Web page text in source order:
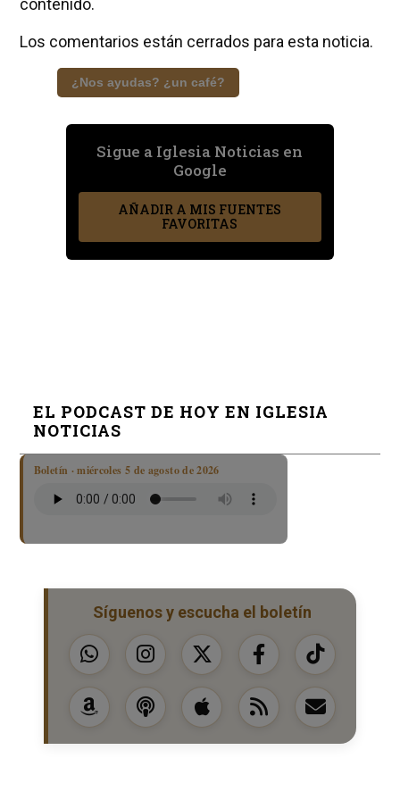
Los comentarios están cerrados para esta noticia.
¿Nos ayudas? ¿un café?
Sigue a Iglesia Noticias en
Google
AÑADIR A MIS FUENTES
FAVORITAS
EL PODCAST DE HOY EN IGLESIA
NOTICIAS
Boletín · miércoles 5 de agosto de 2026
Síguenos y escucha el boletín